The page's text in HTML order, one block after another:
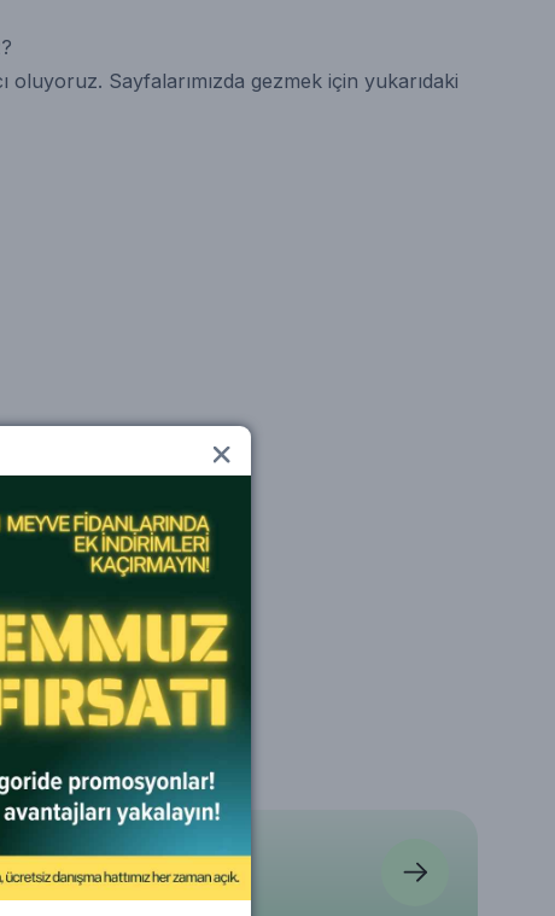
oluyoruz. Sayfalarımızda gezmek için yukarıdaki
Fidancılık
inceleyin